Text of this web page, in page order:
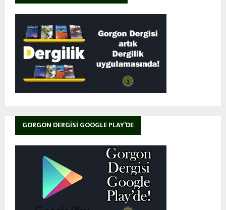
GORGON DERGISI GOOGLE PLAY’DE